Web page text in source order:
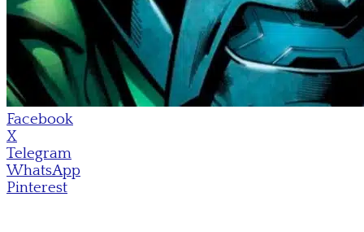
Facebook
X
Telegram
WhatsApp
Pinterest